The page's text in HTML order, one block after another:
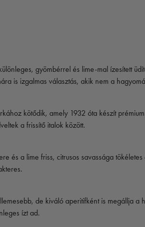
gyömbérrel és lime-mal ízesített
is izgalmas választás, akik nem a
kötődik, amely 1932 óta készít
a frissítő italok között.
és a lime friss, citrusos savassága
de kiváló aperitifként is megállja
ízt ad.